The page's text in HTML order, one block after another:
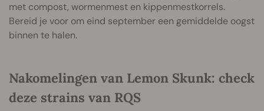
met compost, wormenmest en kippenmestkorrels.
Bereid je voor om eind september een gemiddelde oogst
binnen te halen.
Nakomelingen van Lemon Skunk: check
deze strains van RQS